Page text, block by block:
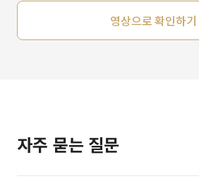
영상으로 확인하기
자주 묻는 질문